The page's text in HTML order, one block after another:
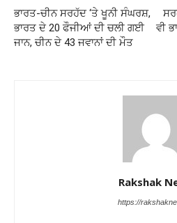
ਭਾਰਤ-ਚੀਨ ਸਰਹੱਦ ‘ਤੇ ਖੂਨੀ ਸੰਘਰਸ਼,
ਭਾਰਤ ਦੇ 20 ਫੌਜੀਆਂ ਦੀ ਚਲੀ ਗਈ
ਜਾਨ, ਚੀਨ ਦੇ 43 ਜਵਾਨਾਂ ਦੀ ਮੌਤ
ਵੀ
Rakshak
https://